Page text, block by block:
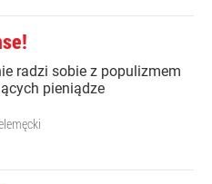
radzi sobie z populizmem
pieniądze